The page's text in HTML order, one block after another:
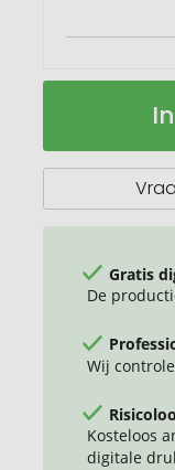
Roestvrijstalen
bamboe
Op
Gratis
De
Wij
Kosteloos
digitale